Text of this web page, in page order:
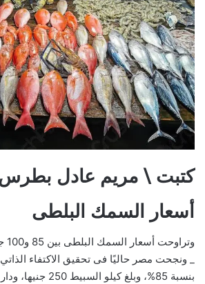
كتبت \ مريم عادل
أسعار السمك البلطى
_ ونجحت مصر حاليًا فى تحقيق الاكتفاء